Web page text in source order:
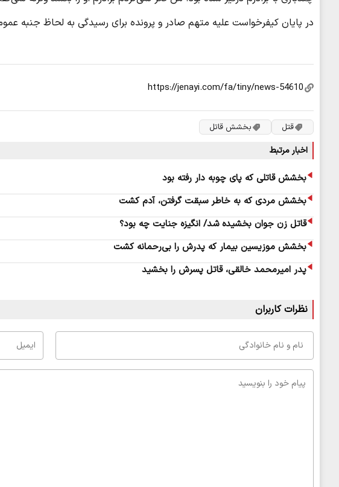
در پایان کیفرخواست علیه متهم صادر و پرونده برای رسیدگی به لحاظ جنبه
قتل بخشش قاتل
اخبار مرتبط
بخشش قاتلی که پای چوبه دار رفته بود
بخشش مردی که به خاطر سبقت گرفتن، آدم کشت
قاتل زن جوان بخشیده شد/ انگیزه جنایت چه بود؟
بخشش موزیسین بیمار که پدرش را بی‌رحمانه کشت
پدر امیرمحمد خالقی، قاتل پسرش را بخشید
نظرات کاربران